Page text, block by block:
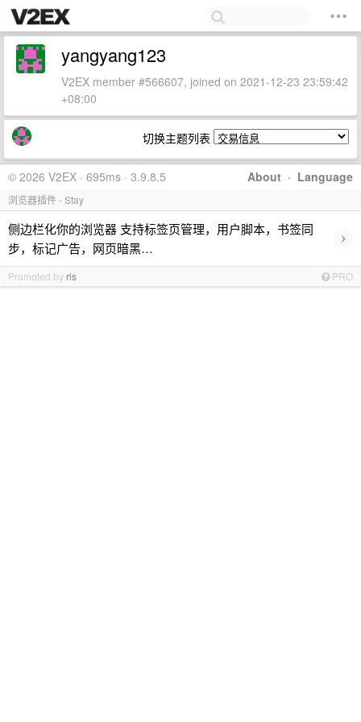
yangyang123
V2EX member #566607, joined on 2021-12-23 23:59:42
+08:00
切换主题列表
About · Language
© 2026 V2EX · 695ms · 3.9.8.5
浏览器插件 - Stay
侧边栏化你的浏览器 支持标签页管理，用户脚本，书签同
步，标记广告，网页暗黑…
›
Promoted by ris PRO